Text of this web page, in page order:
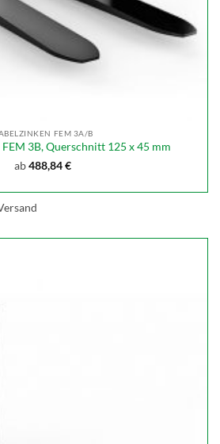
FEM 3A/B
FEM 3B, Querschnitt 125 x 45 mm
ab488,84€